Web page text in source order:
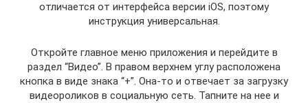
отличается от интерфейса версии iOS, поэтому
инструкция универсальная.
Откройте главное меню приложения и перейдите в
раздел “Видео”. В правом верхнем углу расположена
кнопка в виде знака “+”. Она-то и отвечает за загрузку
видеороликов в социальную сеть. Тапните на нее и